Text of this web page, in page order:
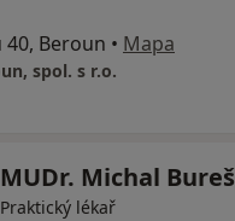
40, Beroun • Mapa
spol. s r.o.
MUDr. Michal Bureš
Praktický lékař